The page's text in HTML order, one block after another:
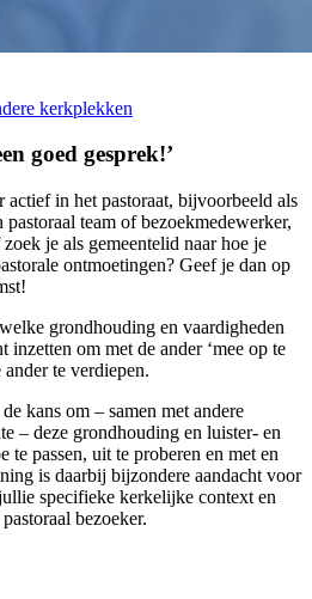
kerkplekken
goed gesprek!’
actief in het pastoraat, bijvoorbeeld als
team of bezoekmedewerker,
zoek je als gemeentelid naar hoe je
ontmoetingen? Geef je dan op
grondhouding en vaardigheden
inzetten om met de ander ‘mee op te
ander te verdiepen.
kans om – samen met andere
– deze grondhouding en luister- en
te passen, uit te proberen en met en
is daarbij bijzondere aandacht voor
specifieke kerkelijke context en
bezoeker.